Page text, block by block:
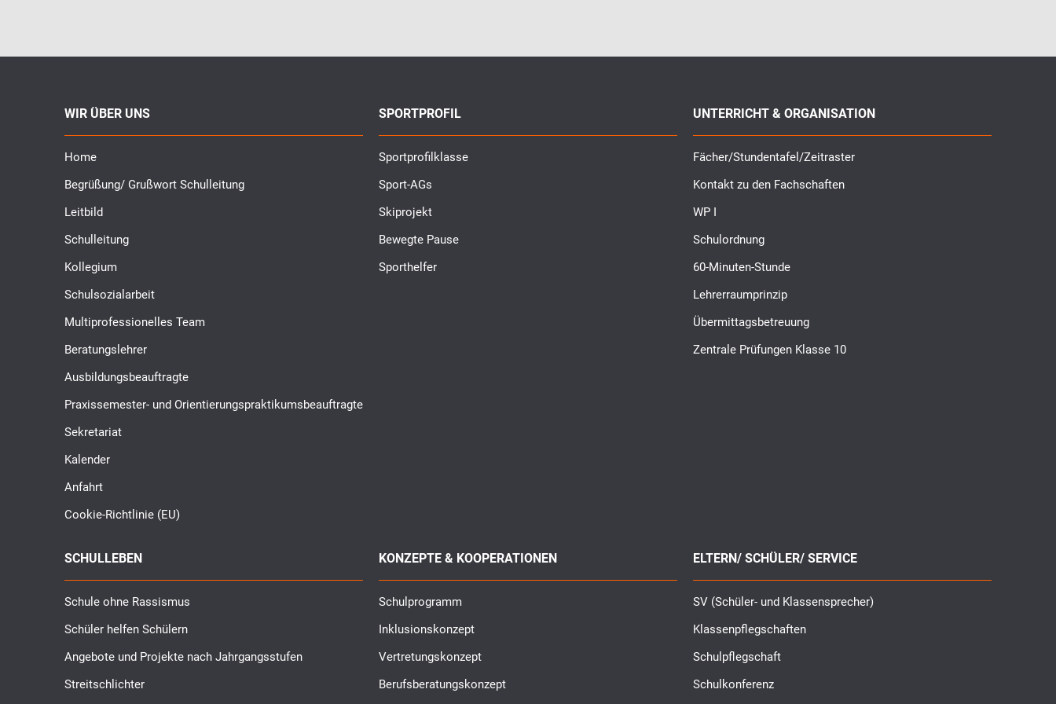
WIR ÜBER UNS
Home
Begrüßung/ Grußwort Schulleitung
Leitbild
Schulleitung
Kollegium
Schulsozialarbeit
Multiprofessionelles Team
Beratungslehrer
Ausbildungsbeauftragte
Praxissemester- und Orientierungspraktikumsbeauftragte
Sekretariat
Kalender
Anfahrt
Cookie-Richtlinie (EU)
SPORTPROFIL
Sportprofilklasse
Sport-AGs
Skiprojekt
Bewegte Pause
Sporthelfer
UNTERRICHT & ORGANISATION
Fächer/Stundentafel/Zeitraster
Kontakt zu den Fachschaften
WP I
Schulordnung
60-Minuten-Stunde
Lehrerraumprinzip
Übermittagsbetreuung
Zentrale Prüfungen Klasse 10
SCHULLEBEN
Schule ohne Rassismus
Schüler helfen Schülern
Angebote und Projekte nach Jahrgangsstufen
Streitschlichter
KONZEPTE & KOOPERATIONEN
Schulprogramm
Inklusionskonzept
Vertretungskonzept
Berufsberatungskonzept
ELTERN/ SCHÜLER/ SERVICE
SV (Schüler- und Klassensprecher)
Klassenpflegschaften
Schulpflegschaft
Schulkonferenz